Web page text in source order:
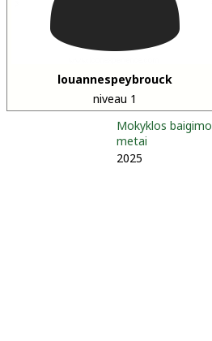
louannespeybrouck
niveau 1
Mokyklos baigimo
metai
2025